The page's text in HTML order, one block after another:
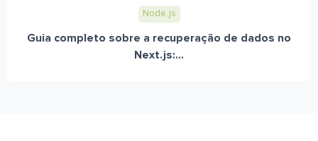
Node.js
Guia completo sobre a recuperação de dados no
Next.js:...